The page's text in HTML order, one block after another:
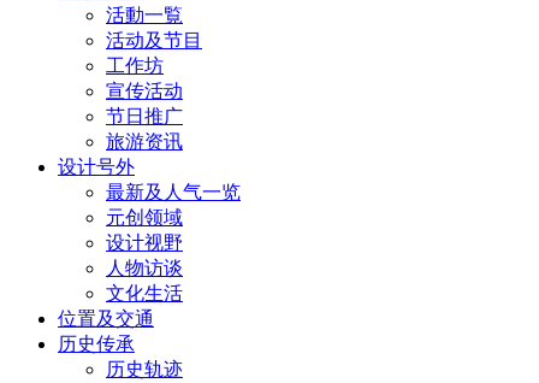
活動一覧
活动及节目
工作坊
宣传活动
节日推广
旅游资讯
设计号外
最新及人气一览
元创领域
设计视野
人物访谈
文化生活
位置及交通
历史传承
历史轨迹